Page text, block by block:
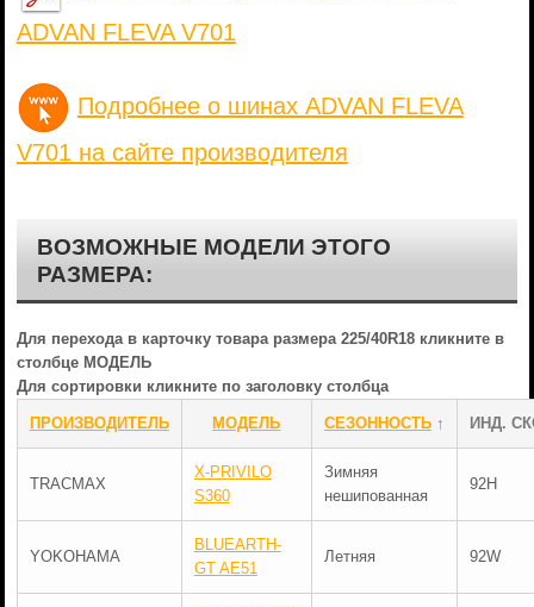
ADVAN FLEVA V701
Подробнее о шинах ADVAN FLEVA
V701 на сайте производителя
ВОЗМОЖНЫЕ МОДЕЛИ ЭТОГО
РАЗМЕРА:
Для перехода в карточку товара размера 225/40R18 кликните в
столбце МОДЕЛЬ
Для сортировки кликните по заголовку столбца
ПРОИЗВОДИТЕЛЬ МОДЕЛЬ СЕЗОННОСТЬ↑ ИНД.
TRACMAX
X-PRIVILO
S360
Зимняя
нешипованная
92H
YOKOHAMA
BLUEARTH-
GT AE51
Летняя 92W